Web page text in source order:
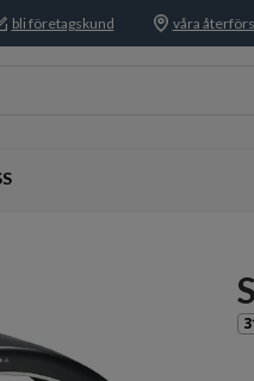
bli företagskund våra